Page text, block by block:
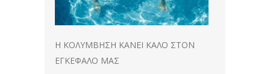
Η ΚΟΛΎΜΒΗΣΗ ΚΆΝΕΙ ΚΑΛΌ ΣΤΟΝ
ΕΓΚΈΦΑΛΌ ΜΑΣ